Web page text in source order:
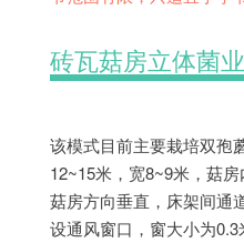
砖瓦菇房立体菌
该模式目前主要栽培双孢
12~15米，宽8~9米，菇
菇房方向垂直，床架间通
设通风窗口，窗大小为